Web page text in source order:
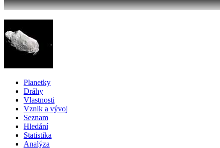
Planetky
Dráhy
Vlastnosti
Vznik a vývoj
Seznam
Hledání
Statistika
Analýza